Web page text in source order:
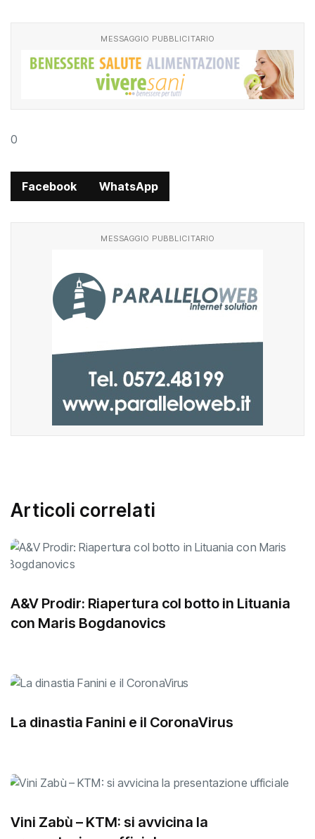
MESSAGGIO PUBBLICITARIO
0
Facebook WhatsApp
MESSAGGIO PUBBLICITARIO
Articoli correlati
A&V Prodir: Riapertura col botto in Lituania
con Maris Bogdanovics
La dinastia Fanini e il CoronaVirus
Vini Zabù – KTM: si avvicina la